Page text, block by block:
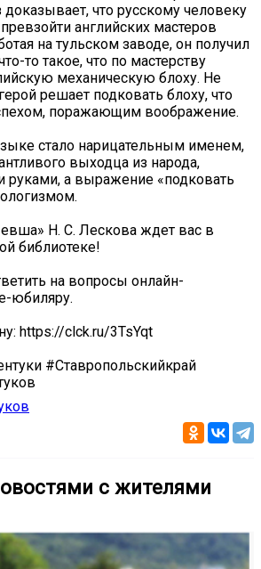
что русскому человеку
английских мастеров
на тульском заводе, он получил
то такое, что по мастерству
механическую блоху. Не
решает подковать блоху, что
поражающим воображение.
стало нарицательным именем,
выходца из народа,
руками, a выражение «подковать
Н. С. Лескова ждет вас в
библиотеке!
на вопросы онлайн-
юбиляру.
https://clck.ru/3TsYqt
#Ставропольскийкрай
с жителями